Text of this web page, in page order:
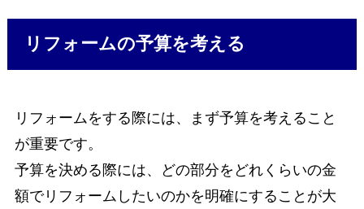
リフォームの予算を考える
リフォームをする際には、まず予算を考えること
が重要です。
予算を決める際には、どの部分をどれくらいの金
額でリフォームしたいのかを明確にすることが大